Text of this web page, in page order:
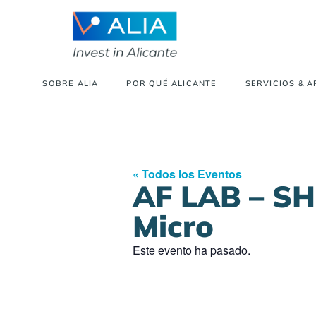
SOBRE ALIA POR QUÉ ALICANTE SERVICIOS &
« Todos los Eventos
AF LAB –
Micro
Este evento ha pasado.